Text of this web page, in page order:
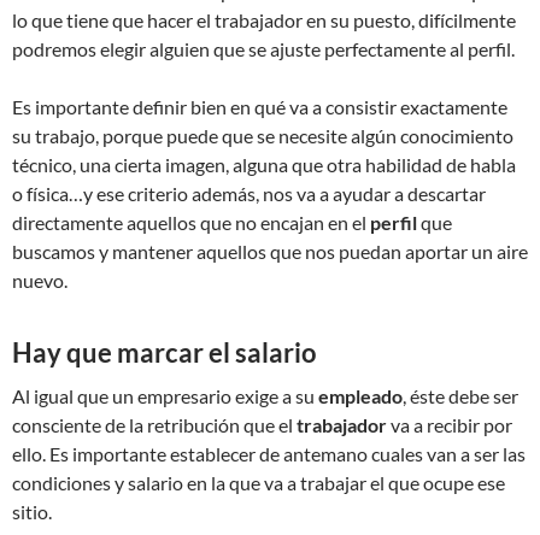
lo que tiene que hacer el trabajador en su puesto, difícilmente
podremos elegir alguien que se ajuste perfectamente al perfil.
Es importante definir bien en qué va a consistir exactamente
su trabajo, porque puede que se necesite algún conocimiento
técnico, una cierta imagen, alguna que otra habilidad de habla
o física…y ese criterio además, nos va a ayudar a descartar
directamente aquellos que no encajan en el perfilque
buscamos y mantener aquellos que nos puedan aportar un aire
nuevo.
Hay que marcar el salario
Al igual que un empresario exige a su empleado, éste debe ser
consciente de la retribución que el trabajadorva a recibir por
ello. Es importante establecer de antemano cuales van a ser las
condiciones y salario en la que va a trabajar el que ocupe ese
sitio.